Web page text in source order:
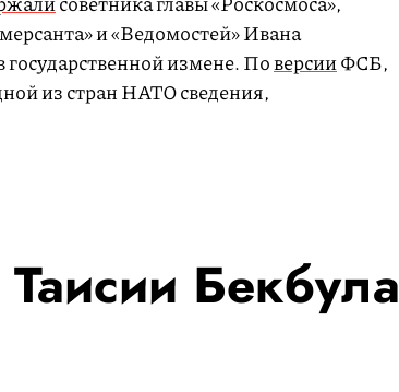
и «Ведомостей» Ивана
измене. ПоверсииФСБ,
из стран НАТО сведения,
Бекбула